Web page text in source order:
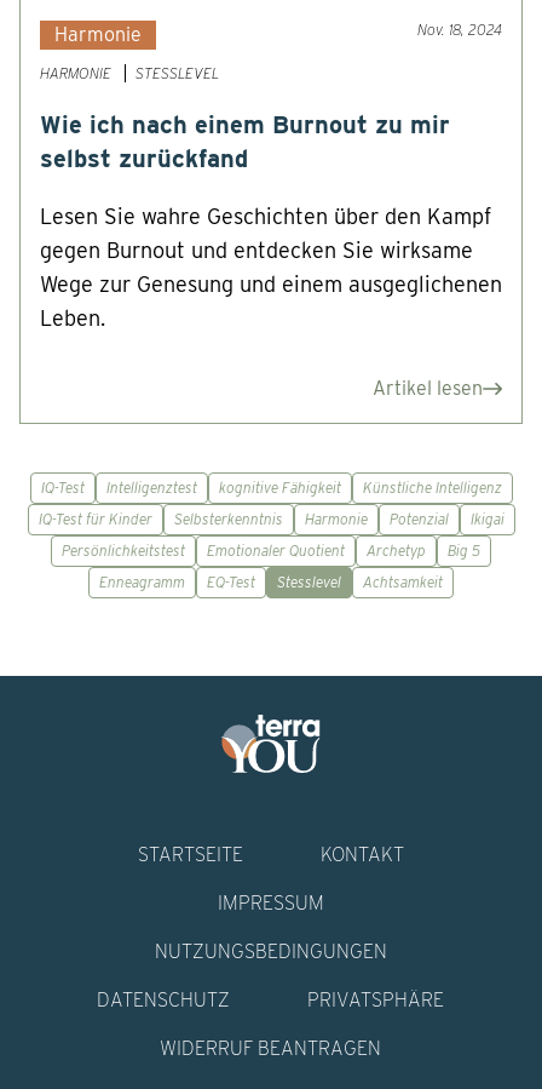
Harmonie Nov. 18, 2024
HARMONIE STESSLEVEL
Wie ich nach einem Burnout zu mir
selbst zurückfand
Lesen Sie wahre Geschichten über den Kampf
gegen Burnout und entdecken Sie wirksame
Wege zur Genesung und einem ausgeglichenen
Leben.
Artikel lesen
IQ-Test Intelligenztest kognitive Fähigkeit
Künstliche Intelligenz
IQ-Test für Kinder
Selbsterkenntnis Harmonie Potenzial
Ikigai
Persönlichkeitstest
Emotionaler Quotient Archetyp
Big 5
Enneagramm
EQ-Test Stesslevel Achtsamkeit
STARTSEITE KONTAKT
IMPRESSUM
NUTZUNGSBEDINGUNGEN
DATENSCHUTZ PRIVATSPHÄRE
WIDERRUF BEANTRAGEN